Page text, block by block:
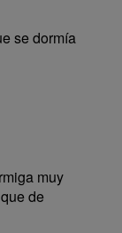
se dormía
muy
de